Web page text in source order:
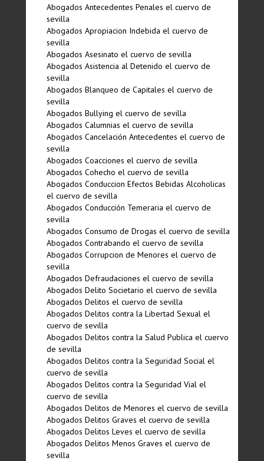
Abogados Antecedentes Penales el cuervo de
sevilla
Abogados Apropiacion Indebida el cuervo de
sevilla
Abogados Asesinato el cuervo de sevilla
Abogados Asistencia al Detenido el cuervo de
sevilla
Abogados Blanqueo de Capitales el cuervo de
sevilla
Abogados Bullying el cuervo de sevilla
Abogados Calumnias el cuervo de sevilla
Abogados Cancelación Antecedentes el cuervo de
sevilla
Abogados Coacciones el cuervo de sevilla
Abogados Cohecho el cuervo de sevilla
Abogados Conduccion Efectos Bebidas Alcoholicas
el cuervo de sevilla
Abogados Conducción Temeraria el cuervo de
sevilla
Abogados Consumo de Drogas el cuervo de sevilla
Abogados Contrabando el cuervo de sevilla
Abogados Corrupcion de Menores el cuervo de
sevilla
Abogados Defraudaciones el cuervo de sevilla
Abogados Delito Societario el cuervo de sevilla
Abogados Delitos el cuervo de sevilla
Abogados Delitos contra la Libertad Sexual el
cuervo de sevilla
Abogados Delitos contra la Salud Publica el cuervo
de sevilla
Abogados Delitos contra la Seguridad Social el
cuervo de sevilla
Abogados Delitos contra la Seguridad Vial el
cuervo de sevilla
Abogados Delitos de Menores el cuervo de sevilla
Abogados Delitos Graves el cuervo de sevilla
Abogados Delitos Leves el cuervo de sevilla
Abogados Delitos Menos Graves el cuervo de
sevilla